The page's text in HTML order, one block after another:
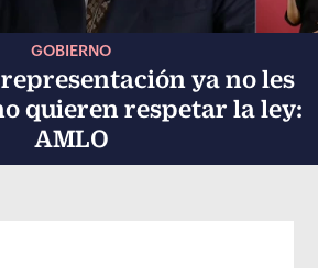
GOBIERNO
ya no les
quieren respetar la ley:
AMLO
actual mediante Email
actual mediante Facebook
el artículo actual mediante Twitter
el artículo actual mediante